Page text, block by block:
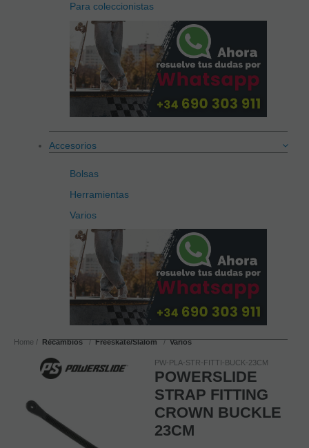
Para coleccionistas
Accesorios
Bolsas
Herramientas
Varios
Home Recambios Freeskate/Slalom Varios
PW-PLA-STR-FITTI-BUCK-23CM
POWERSLIDE
STRAP FITTING
CROWN BUCKLE
23CM